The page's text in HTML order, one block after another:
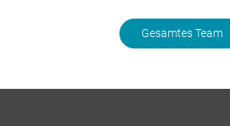
Gesamtes Team